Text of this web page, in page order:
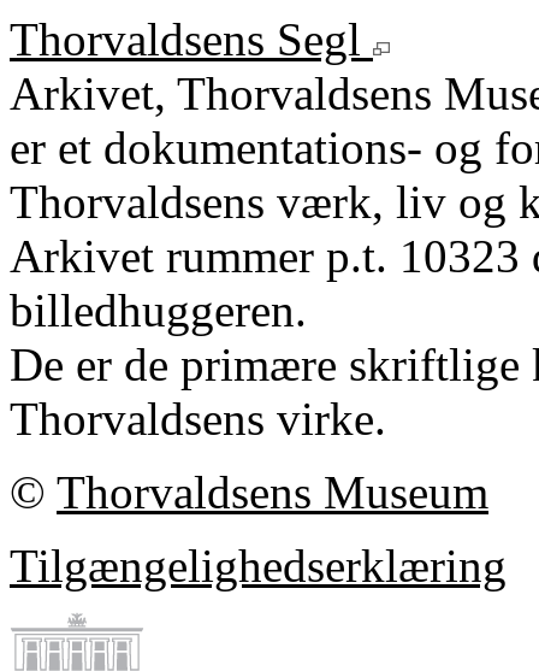
Thorvaldsens Segl
Arkivet, Thorvaldsens
er et dokumentations- og
Thorvaldsens værk, liv og
Arkivet rummer p.t.
billedhuggeren.
De er de primære
Thorvaldsens virke.
© Thorvaldsens Museum
Tilgængelighedserklæring